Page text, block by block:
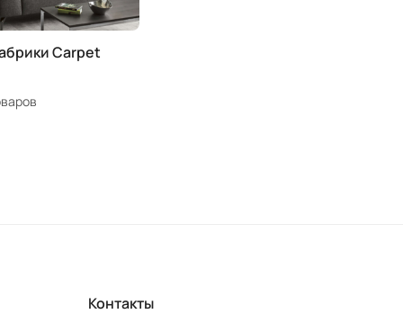
Carpet
Контакты